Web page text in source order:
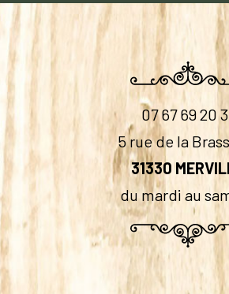
07 67 69 20
5 rue de la
31330
du mardi au